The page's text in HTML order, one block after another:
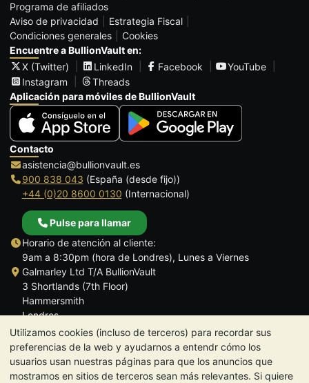
Utilizamos cookies (incluso de terceros) para recordar sus
preferencias de la web y ayudarnos a entendr cómo los
usuarios usan nuestras páginas para que los anuncios que
mostramos en sitios de terceros sean más relevantes. Si quiere
Programa de afiliados
Aviso de privacidad
Estrategia Fiscal
Condiciones generales
Cookies
Encuentre a BullionVault en:
X (Twitter)
LinkedIn Facebook
YouTube
Instagram
Threads
Aplicación para móviles de BullionVault
Contacto
asistencia@bullionvault.es
900 838 043 (España (desde fijo))
+44 (0)20 8600 0130 (Internacional)
Pulse para llamar
Horario de atención al cliente:
9am a 8:30pm (hora de Londres), Lunes a Viernes
Galmarley Ltd T/A BullionVault
3 Shortlands (7th Floor)
Hammersmith
Londres
W6 8DA
Reino Unido